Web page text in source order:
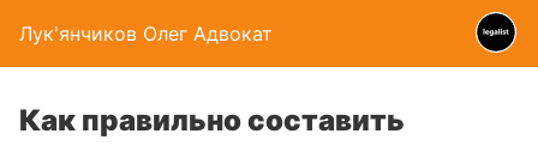
Лук'янчиков Олег Адвокат
Как правильно составить